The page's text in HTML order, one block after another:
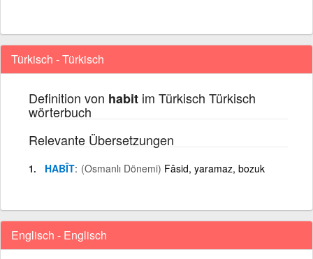
Türkisch - Türkisch
Definition von habit im Türkisch Türkisch
wörterbuch
Relevante Übersetzungen
HABÎT (Osmanlı Dönemi) Fâsid, yaramaz, bozuk
Englisch - Englisch